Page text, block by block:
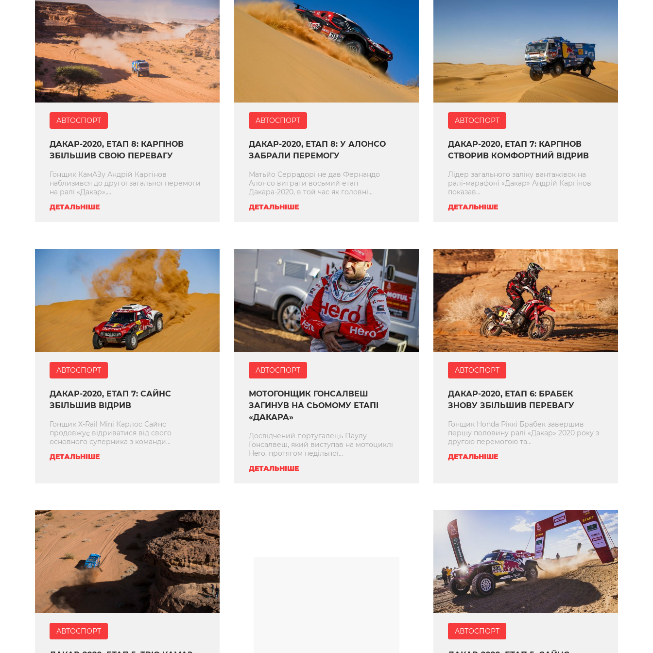
АВТОСПОРТ
ДАКАР-2020, ЕТАП 8: КАРГІНОВ
ЗБІЛЬШИВ СВОЮ ПЕРЕВАГУ
Гонщик КамАЗу Андрій Каргінов
наблизився до другої загальної перемоги
на ралі «Дакар»,...
ДЕТАЛЬНІШЕ
АВТОСПОРТ
ДАКАР-2020, ЕТАП 8: У АЛОНСО
ЗАБРАЛИ ПЕРЕМОГУ
Матьйо Серрадорі не дав Фернандо
Алонсо виграти восьмий етап
Дакара-2020, в той час як головні...
ДЕТАЛЬНІШЕ
АВТОСПОРТ
ДАКАР-2020, ЕТАП 7: КАРГІНОВ
СТВОРИВ КОМФОРТНИЙ ВІДРИВ
Лідер загального заліку вантажівок на
ралі-марафоні «Дакар» Андрій Каргінов
показав...
ДЕТАЛЬНІШЕ
АВТОСПОРТ
ДАКАР-2020, ЕТАП 7: САЙНС
ЗБІЛЬШИВ ВІДРИВ
Гонщик X-Rail Mini Карлос Сайнс
продовжує відриватися від свого
основного суперника з команди...
ДЕТАЛЬНІШЕ
АВТОСПОРТ
МОТОГОНЩИК ГОНСАЛВЕШ
ЗАГИНУВ НА СЬОМОМУ ЕТАПІ
«ДАКАРА»
Досвідчений португалець Паулу
Гонсалвеш, який виступав на мотоциклі
Hero, протягом недільної...
ДЕТАЛЬНІШЕ
АВТОСПОРТ
ДАКАР-2020, ЕТАП 6: БРАБЕК
ЗНОВУ ЗБІЛЬШИВ ПЕРЕВАГУ
Гонщик Honda Ріккі Брабек завершив
першу половину ралі «Дакар» 2020 року з
другою перемогою та...
ДЕТАЛЬНІШЕ
АВТОСПОРТ АВТОСПОРТ